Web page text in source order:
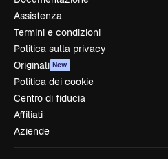
Assistenza
Termini e condizioni
Politica sulla privacy
Originali New
Politica dei cookie
Centro di fiducia
Affiliati
Aziende